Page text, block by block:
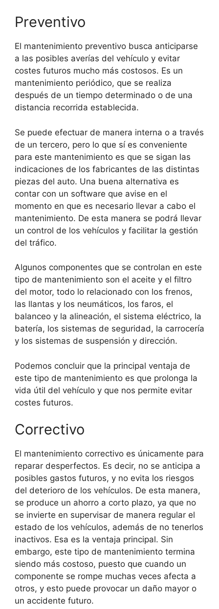
Preventivo
El mantenimiento preventivo busca anticiparse
a las posibles averías del vehículo y evitar
costes futuros mucho más costosos. Es un
mantenimiento periódico, que se realiza
después de un tiempo determinado o de una
distancia recorrida establecida.
Se puede efectuar de manera interna o a través
de un tercero, pero lo que sí es conveniente
para este mantenimiento es que se sigan las
indicaciones de los fabricantes de las distintas
piezas del auto. Una buena alternativa es
contar con un software que avise en el
momento en que es necesario llevar a cabo el
mantenimiento. De esta manera se podrá llevar
un control de los vehículos y facilitar la gestión
del tráfico.
Algunos componentes que se controlan en este
tipo de mantenimiento son el aceite y el filtro
del motor, todo lo relacionado con los frenos,
las llantas y los neumáticos, los faros, el
balanceo y la alineación, el sistema eléctrico, la
batería, los sistemas de seguridad, la carrocería
y los sistemas de suspensión y dirección.
Podemos concluir que la principal ventaja de
este tipo de mantenimiento es que prolonga la
vida útil del vehículo y que nos permite evitar
costes futuros.
Correctivo
El mantenimiento correctivo es únicamente para
reparar desperfectos. Es decir, no se anticipa a
posibles gastos futuros, y no evita los riesgos
del deterioro de los vehículos. De esta manera,
se produce un ahorro a corto plazo, ya que no
se invierte en supervisar de manera regular el
estado de los vehículos, además de no tenerlos
inactivos. Esa es la ventaja principal. Sin
embargo, este tipo de mantenimiento termina
siendo más costoso, puesto que cuando un
componente se rompe muchas veces afecta a
otros, y esto puede provocar un daño mayor o
un accidente futuro.